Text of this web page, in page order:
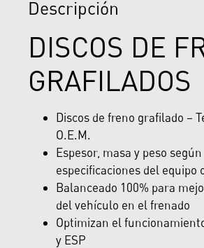
Descripción
DISCOS DE
GRAFILADOS
Discos de freno grafilado –
O.E.M.
Espesor, masa y peso según
especificaciones del equipo
Balanceado 100% para
del vehículo en el frenado
Optimizan el
y ESP